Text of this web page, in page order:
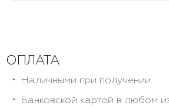
ОПЛАТА
Наличными при получении
Банковской картой в любом